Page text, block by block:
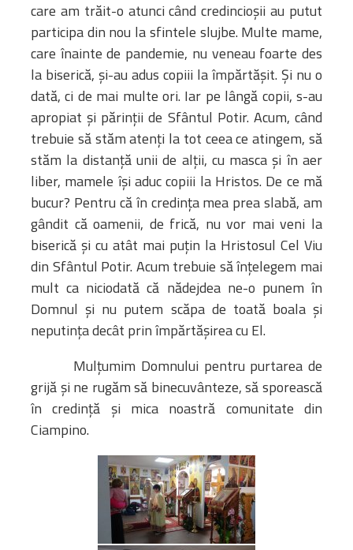
care am trăit-o atunci când credincioșii au putut
participa din nou la sfintele slujbe. Multe mame,
care înainte de pandemie, nu veneau foarte des
la biserică, și-au adus copiii la împărtășit. Și nu o
dată, ci de mai multe ori. Iar pe lângă copii, s-au
apropiat și părinții de Sfântul Potir. Acum, când
trebuie să stăm atenți la tot ceea ce atingem, să
stăm la distanță unii de alții, cu masca și în aer
liber, mamele își aduc copiii la Hristos. De ce mă
bucur? Pentru că în credința mea prea slabă, am
gândit că oamenii, de frică, nu vor mai veni la
biserică și cu atât mai puțin la Hristosul Cel Viu
din Sfântul Potir. Acum trebuie să înțelegem mai
mult ca niciodată că nădejdea ne-o punem în
Domnul și nu putem scăpa de toată boala și
neputința decât prin împărtășirea cu El.
Mulţumim Domnului pentru purtarea de
grijă şi ne rugăm să binecuvânteze, să sporească
în credinţă şi mica noastră comunitate din
Ciampino.